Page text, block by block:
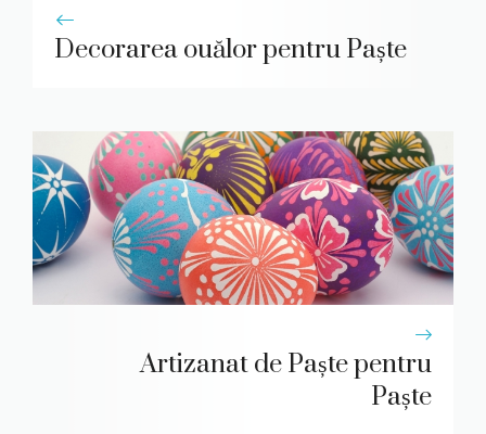
Decorarea ouălor pentru Paște
Artizanat de Paște pentru
Paște